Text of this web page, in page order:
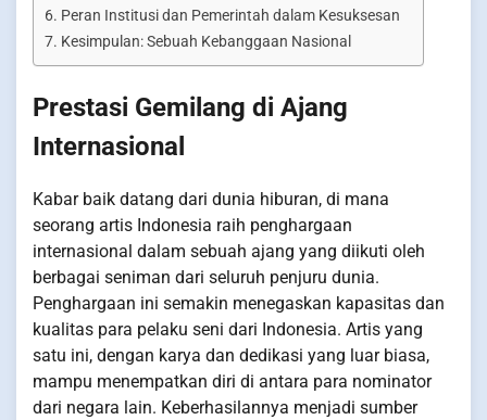
Peran Institusi dan Pemerintah dalam Kesuksesan
Kesimpulan: Sebuah Kebanggaan Nasional
Prestasi Gemilang di Ajang
Internasional
Kabar baik datang dari dunia hiburan, di mana
seorang artis Indonesia raih penghargaan
internasional dalam sebuah ajang yang diikuti oleh
berbagai seniman dari seluruh penjuru dunia.
Penghargaan ini semakin menegaskan kapasitas dan
kualitas para pelaku seni dari Indonesia. Artis yang
satu ini, dengan karya dan dedikasi yang luar biasa,
mampu menempatkan diri di antara para nominator
dari negara lain. Keberhasilannya menjadi sumber